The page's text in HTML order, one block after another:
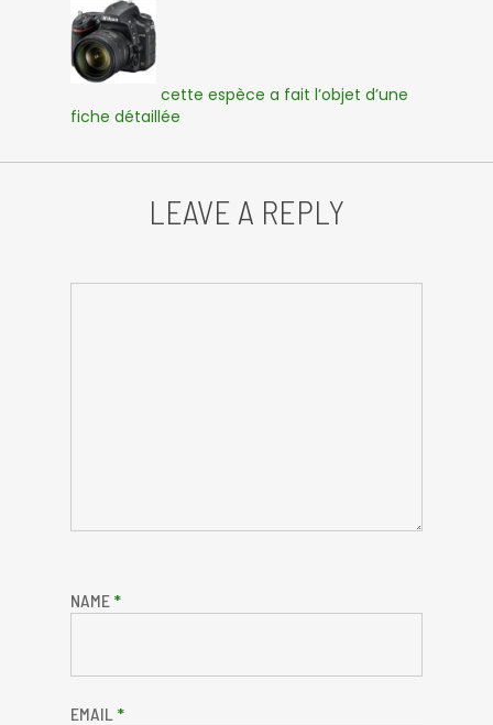
cette espèce a fait l’objet d’une
fiche détaillée
LEAVE A REPLY
NAME *
EMAIL *